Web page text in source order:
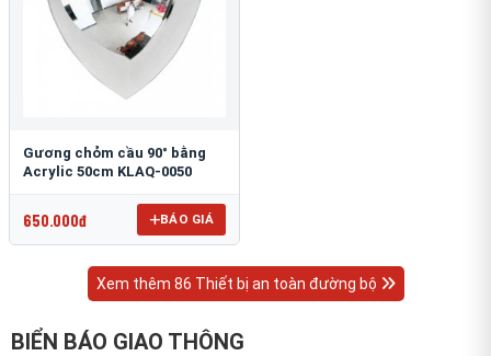
Gương chỏm cầu 90° bằng
Acrylic 50cm KLAQ-0050
650.000đ BÁO GIÁ
Xem thêm 86 Thiết bị an toàn đường bộ
BIỂN BÁO GIAO THÔNG